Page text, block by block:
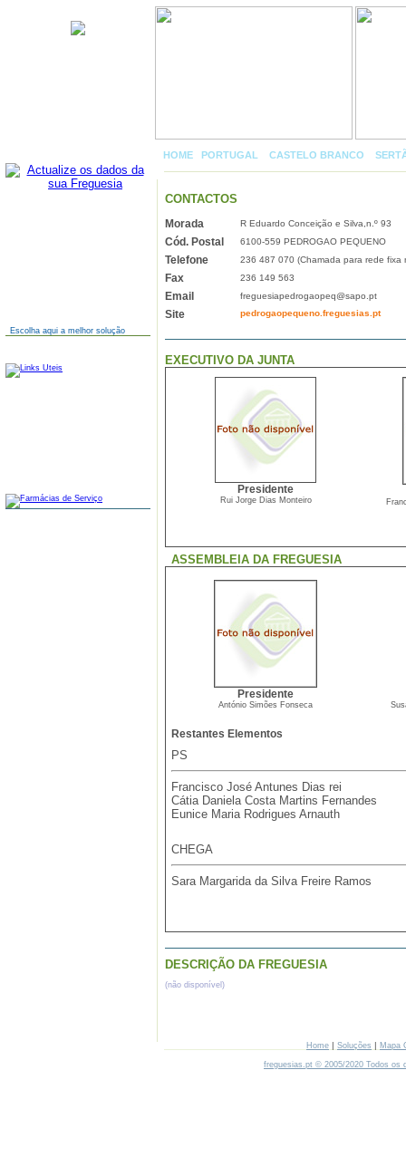
Escolha aqui a melhor solução
HOME PORTUGAL CASTELO BRANCO
CONTACTOS
Morada R Eduardo Conceição e Silva,n.º 93
Cód. Postal 6100-559 PEDROGAO PEQUENO
Telefone 236 487 070 (Chamada para rede fixa
Fax 236 149 563
Email freguesiapedrogaopeq@sapo.pt
Site pedrogaopequeno.freguesias.pt
EXECUTIVO DA JUNTA
Presidente
Rui Jorge Dias Monteiro
ASSEMBLEIA DA FREGUESIA
Presidente
António Simões Fonseca
Restantes Elementos
PS
Francisco José Antunes Dias rei
Cátia Daniela Costa Martins Fernandes
Eunice Maria Rodrigues Arnauth
CHEGA
Sara Margarida da Silva Freire Ramos
DESCRIÇÃO DA FREGUESIA
(não disponível)
Home | Soluções | Mapa
freguesias.pt © 2005/2020 Todos os